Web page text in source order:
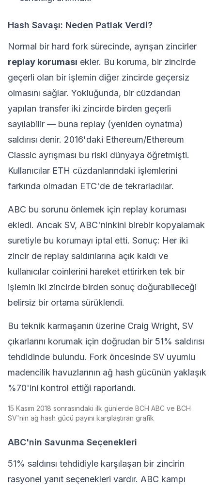
Hash Savaşı: Neden Patlak Verdi?
Normal bir hard fork sürecinde, ayrışan zincirler
replay koruması ekler. Bu koruma, bir zincirde
geçerli olan bir işlemin diğer zincirde geçersiz
olmasını sağlar. Yokluğunda, bir cüzdandan
yapılan transfer iki zincirde birden geçerli
sayılabilir — buna replay (yeniden oynatma)
saldırısı denir. 2016'daki Ethereum/Ethereum
Classic ayrışması bu riski dünyaya öğretmişti.
Kullanıcılar ETH cüzdanlarındaki işlemlerini
farkında olmadan ETC'de de tekrarladılar.
ABC bu sorunu önlemek için replay koruması
ekledi. Ancak SV, ABC'ninkini birebir kopyalamak
suretiyle bu korumayı iptal etti. Sonuç: Her iki
zincir de replay saldırılarına açık kaldı ve
kullanıcılar coinlerini hareket ettirirken tek bir
işlemin iki zincirde birden sonuç doğurabileceği
belirsiz bir ortama sürüklendi.
Bu teknik karmaşanın üzerine Craig Wright, SV
çıkarlarını korumak için doğrudan bir 51% saldırısı
tehdidinde bulundu. Fork öncesinde SV uyumlu
madencilik havuzlarının ağ hash gücünün yaklaşık
%70'ini kontrol ettiği raporlandı.
15 Kasım 2018 sonrasındaki ilk günlerde BCH ABC ve BCH
SV'nin ağ hash gücü payını karşılaştıran grafik
ABC'nin Savunma Seçenekleri
51% saldırısı tehdidiyle karşılaşan bir zincirin
rasyonel yanıt seçenekleri vardır. ABC kampı